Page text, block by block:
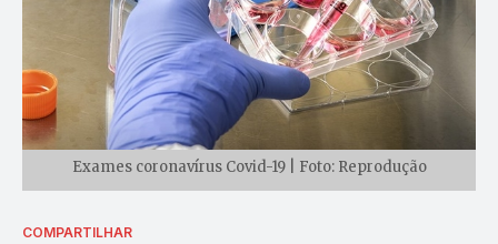
Exames coronavírus Covid-19 | Foto: Reprodução
COMPARTILHAR